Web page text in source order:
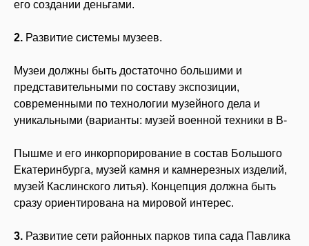
его создании деньгами.
2. Развитие системы музеев.
Музеи должны быть достаточно большими и
представительными по составу экспозиции,
современными по технологии музейного дела и
уникальными (варианты: музей военной техники в В-
Пышме и его инкорпорирование в состав Большого
Екатеринбурга, музей камня и камнерезных изделий,
музей Каслинского литья). Концепция должна быть
сразу ориентирована на мировой интерес.
3. Развитие сети районных парков типа сада Павлика